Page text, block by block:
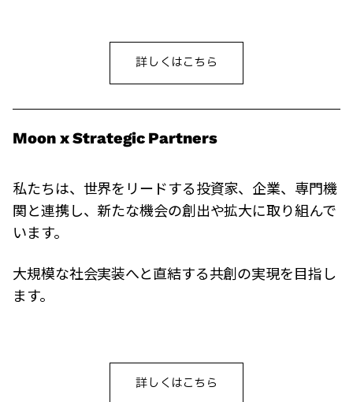
詳しくはこちら
Moon x Strategic Partners
私たちは、世界をリードする投資家、企業、専門機
関と連携し、新たな機会の創出や拡大に取り組んで
います。
大規模な社会実装へと直結する共創の実現を目指し
ます。
詳しくはこちら